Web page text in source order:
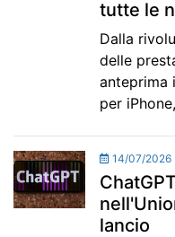
tutte le
Dalla
delle
anteprima
per
14/07/2026
lancio